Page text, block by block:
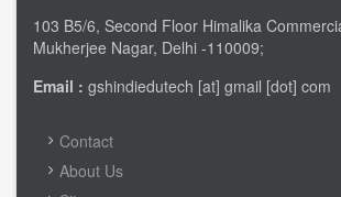
103 B5/6, Second Floor Himalika
Mukherjee Nagar, Delhi -110009;
Email : gshindiedutech [at] gmail [dot] com
FOOTER
MENU
Contact
About Us